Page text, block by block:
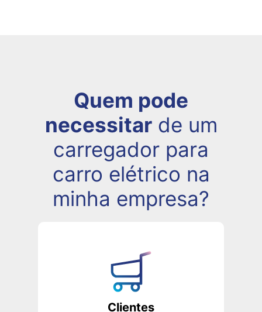
Quem pode
necessitarde um
carregador para
carro elétrico na
minha empresa?
Clientes